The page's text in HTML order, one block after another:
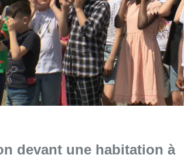
devant une habitation à